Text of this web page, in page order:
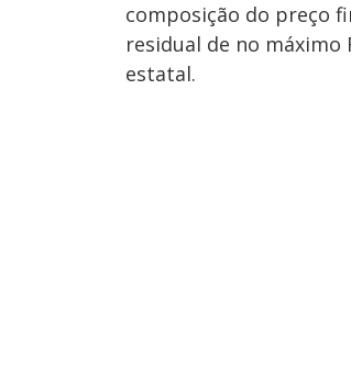
composição do preço
residual de no máximo
estatal.